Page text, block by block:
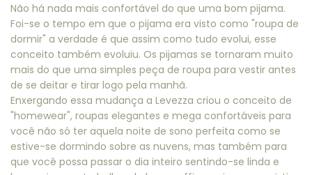
Não há nada mais confortável do que uma bom pijama.
Foi-se o tempo em que o pijama era visto como "roupa de
dormir" a verdade é que assim como tudo evolui, esse
conceito também evoluiu. Os pijamas se tornaram muito
mais do que uma simples peça de roupa para vestir antes
de se deitar e tirar logo pela manhã.
Enxergando essa mudança a Levezza criou o conceito de
"homewear", roupas elegantes e mega confortáveis para
você não só ter aquela noite de sono perfeita como se
estive-se dormindo sobre as nuvens, mas também para
que você possa passar o dia inteiro sentindo-se linda e